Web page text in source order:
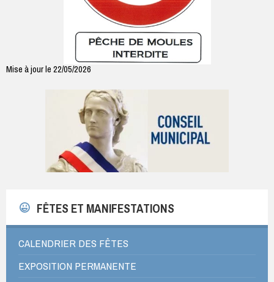
Mise à jour le 22/05/2026
FÊTES ET MANIFESTATIONS
CALENDRIER DES FÊTES
EXPOSITION PERMANENTE